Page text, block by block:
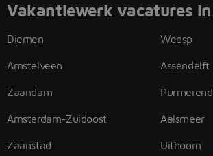
Vakantiewerk vacatures in
Diemen
Amstelveen
Zaandam
Amsterdam-Zuidoost
Zaanstad
Weesp
Assendelft
Purmerend
Aalsmeer
Uithoorn